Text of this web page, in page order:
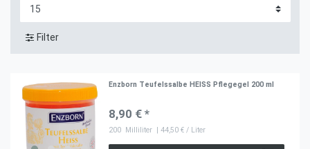
Filter
Enzborn Teufelssalbe HEISS Pflegegel 200 ml
8,90 € *
200 Milliliter | 44,50 € / Liter